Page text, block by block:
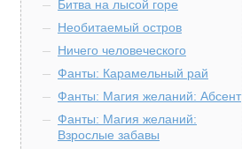
Битва на лысой горе
Необитаемый остров
Ничего человеческого
Фанты: Карамельный рай
Фанты: Магия желаний: Абсент
Фанты: Магия желаний:
Взрослые забавы